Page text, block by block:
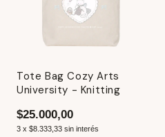
Tote Bag Cozy Arts
University - Knitting
$25.000,00
3 x $8.333,33 sin interés